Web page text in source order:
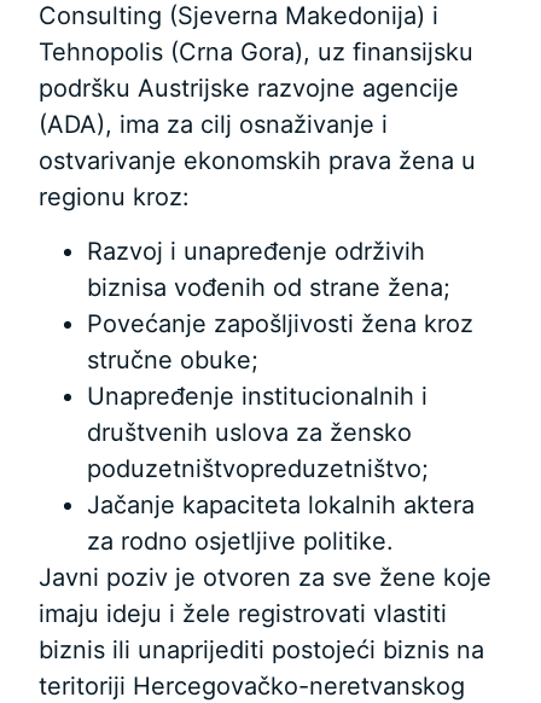
Consulting (Sjeverna Makedonija) i
Tehnopolis (Crna Gora), uz finansijsku
podršku Austrijske razvojne agencije
(ADA), ima za cilj osnaživanje i
ostvarivanje ekonomskih prava žena u
regionu kroz:
Razvoj i unapređenje održivih
biznisa vođenih od strane žena;
Povećanje zapošljivosti žena kroz
stručne obuke;
Unapređenje institucionalnih i
društvenih uslova za žensko
poduzetništvopreduzetništvo;
Jačanje kapaciteta lokalnih aktera
za rodno osjetljive politike.
Javni poziv je otvoren za sve žene koje
imaju ideju i žele registrovati vlastiti
biznis ili unaprijediti postojeći biznis na
teritoriji Hercegovačko-neretvanskog